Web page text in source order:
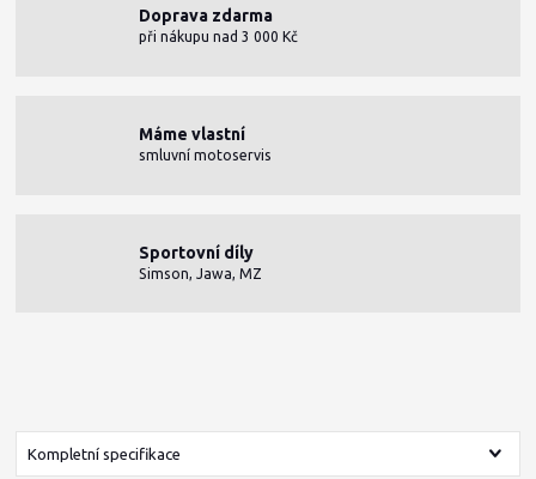
Doprava zdarma
při nákupu nad 3 000 Kč
Máme vlastní
smluvní motoservis
Sportovní díly
Simson, Jawa, MZ
Kompletní specifikace